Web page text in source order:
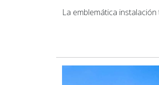
La emblemática